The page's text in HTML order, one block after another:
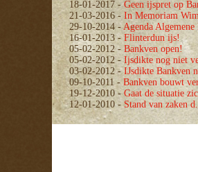
18-01-2017 -Geen ijspret op
21-03-2016 - In Memoriam
29-10-2014 -Agenda
16-01-2013- Flinterdun ijs!
05-02-2012- Bankven open!
05-02-2012 -Ijsdikte nog niet
03-02-2012-IJsdikte Bankven
09-10-2011 -Bankven bouwt
19-12-2010- Gaat de situatie
12-01-2010-Stand van zaken